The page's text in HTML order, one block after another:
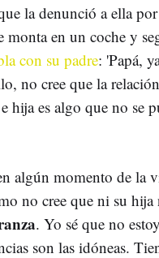
la denunció a ella por
en un coche y
con su padre: 'Papá,
no cree que la
hija es algo que no se
algún momento de la
no cree que ni su hija
. Yo sé que no
son las idóneas.